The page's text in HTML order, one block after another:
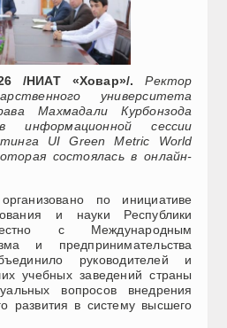
/НИАТ «Ховар»/.
Ректор
университета
Махмадали Курбонзода
информационной сессии
UI Green Metric World
состоялась в онлайн-
по инициативе
и науки Республики
с Международным
и предпринимательства
руководителей и
учебных заведений страны
вопросов внедрения
развития в систему высшего